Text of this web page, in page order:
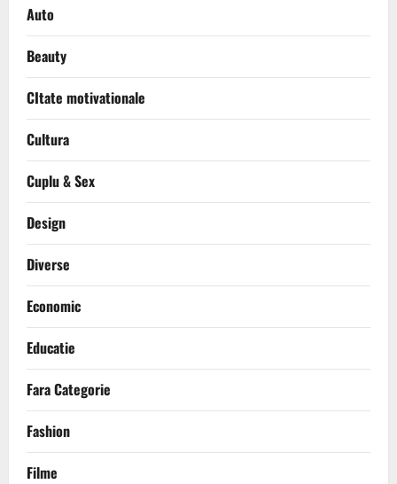
Auto
Beauty
CItate motivationale
Cultura
Cuplu & Sex
Design
Diverse
Economic
Educatie
Fara Categorie
Fashion
Filme